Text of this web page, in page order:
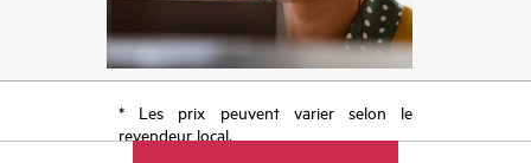
* Les prix peuvent varier selon le
revendeur local.